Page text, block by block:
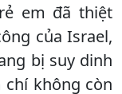
em đã thiệt
của Israel,
bị suy dinh
chí không còn